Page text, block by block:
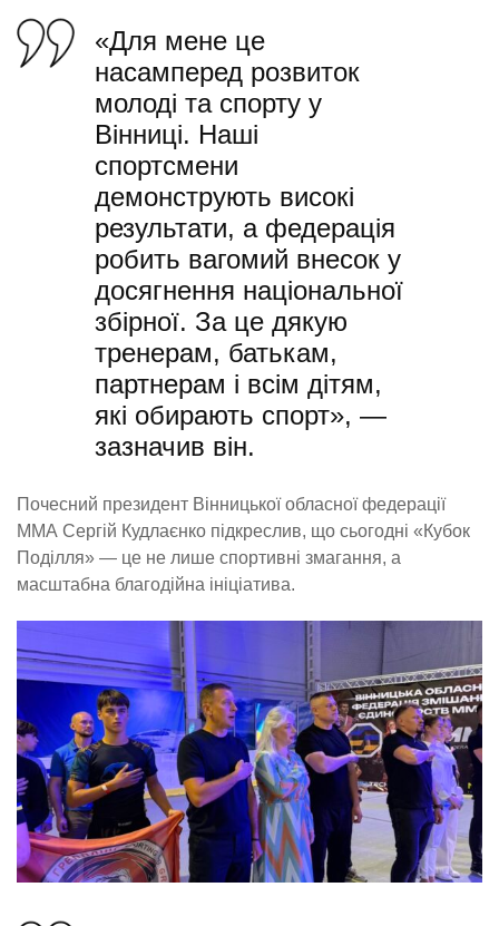
«Для мене це
насамперед розвиток
молоді та спорту у
Вінниці. Наші
спортсмени
демонструють високі
результати, а федерація
робить вагомий внесок у
досягнення національної
збірної. За це дякую
тренерам, батькам,
партнерам і всім дітям,
які обирають спорт», —
зазначив він.
Почесний президент Вінницької обласної федерації
ММА Сергій Кудлаєнко підкреслив, що сьогодні «Кубок
Поділля» — це не лише спортивні змагання, а
масштабна благодійна ініціатива.